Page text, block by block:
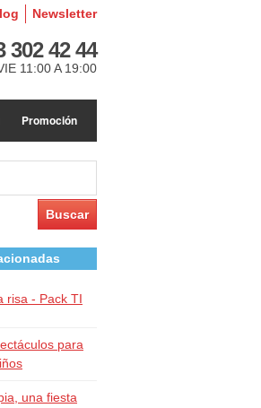
Newsletter
302 42 44
11:00 A 19:00
Promoción
risa - Pack TI
para
una fiesta